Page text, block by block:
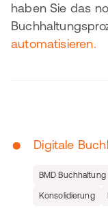
haben Sie das
automatisieren.
• Digitale
BMD Buchhaltung
Konsolidierung